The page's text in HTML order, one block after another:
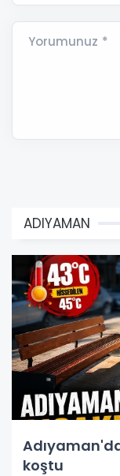
Yorumunuz *
ADIYAMAN
koştu